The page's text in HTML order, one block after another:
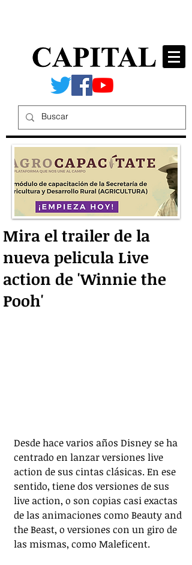
Mira el trailer de la
nueva pelicula Live
action de 'Winnie the
Pooh'
Desde hace varios años Disney se ha
centrado en lanzar versiones live
action de sus cintas clásicas. En ese
sentido, tiene dos versiones de sus
live action, o son copias casi exactas
de las animaciones como Beauty and
the Beast, o versiones con un giro de
las mismas, como Maleficent.